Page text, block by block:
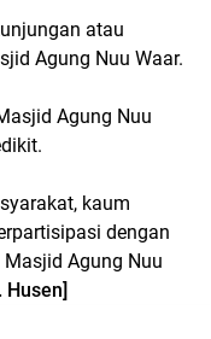
atau
Agung Nuu Waar.
Agung Nuu
kaum
dengan
Agung Nuu
Husen]